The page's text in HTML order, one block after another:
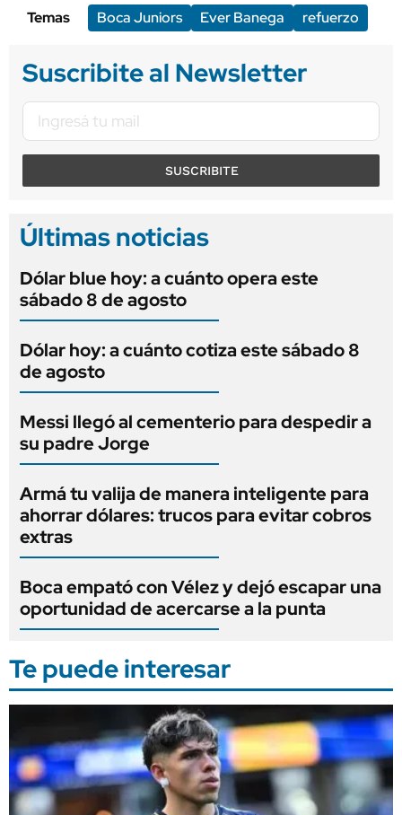
Temas
Boca Juniors Ever Banega refuerzo
Suscribite al Newsletter
SUSCRIBITE
Últimas noticias
Dólar blue hoy: a cuánto opera este
sábado 8 de agosto
Dólar hoy: a cuánto cotiza este sábado 8
de agosto
Messi llegó al cementerio para despedir a
su padre Jorge
Armá tu valija de manera inteligente para
ahorrar dólares: trucos para evitar cobros
extras
Boca empató con Vélez y dejó escapar una
oportunidad de acercarse a la punta
Te puede interesar